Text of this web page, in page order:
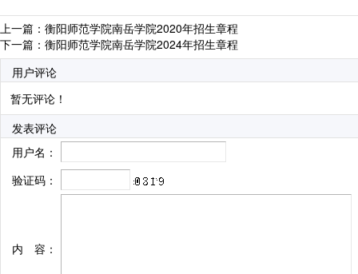
上一篇： 衡阳师范学院南岳学院2020年招生章程
下一篇： 衡阳师范学院南岳学院2024年招生章程
用户评论
暂无评论！
发表评论
用户名：
验证码：
内 容：